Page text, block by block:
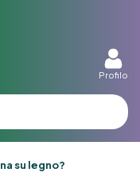
Profilo
su legno?